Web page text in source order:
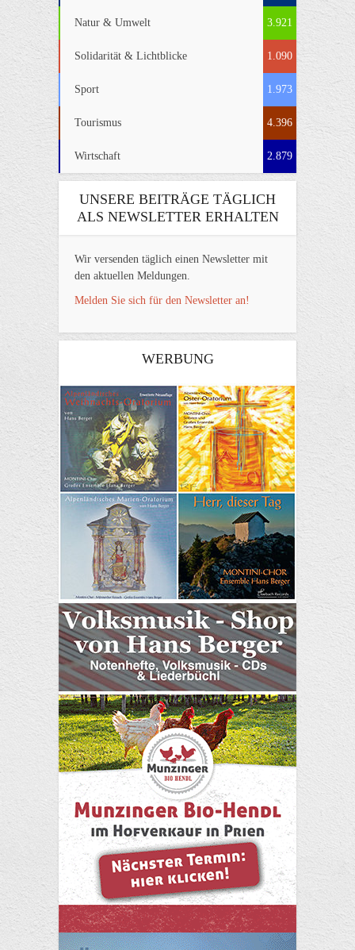
Natur & Umwelt 3.921
Solidarität & Lichtblicke 1.090
Sport 1.973
Tourismus 4.396
Wirtschaft 2.879
UNSERE BEITRÄGE TÄGLICH
ALS NEWSLETTER ERHALTEN
Wir versenden täglich einen Newsletter mit
den aktuellen Meldungen.
Melden Sie sich für den Newsletter an!
WERBUNG